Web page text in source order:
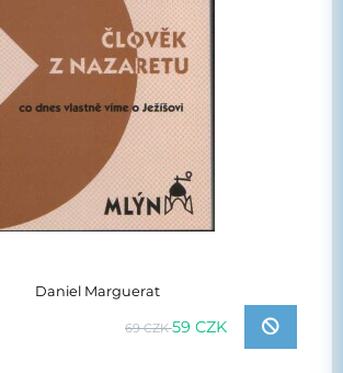
Daniel Marguerat
69 CZK59 CZK